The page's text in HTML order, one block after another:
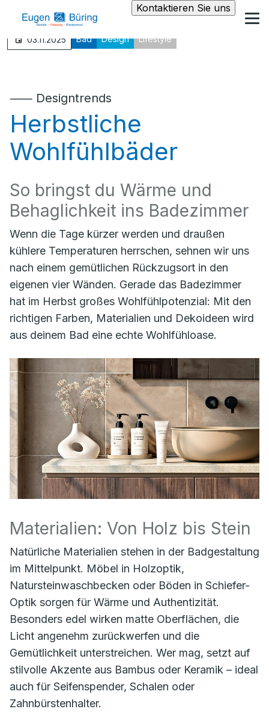
Kontaktieren Sie uns
03.11.2025 Bad Design Lifestyle
⸺ Designtrends
Herbstliche
Wohlfühlbäder
So bringst du Wärme und
Behaglichkeit ins Badezimmer
Wenn die Tage kürzer werden und draußen
kühlere Temperaturen herrschen, sehnen wir uns
nach einem gemütlichen Rückzugsort in den
eigenen vier Wänden. Gerade das Badezimmer
hat im Herbst großes Wohlfühlpotenzial: Mit den
richtigen Farben, Materialien und Dekoideen wird
aus deinem Bad eine echte Wohlfühloase.
Materialien: Von Holz bis Stein
Natürliche Materialien stehen in der Badgestaltung
im Mittelpunkt. Möbel in Holzoptik,
Natursteinwaschbecken oder Böden in Schiefer-
Optik sorgen für Wärme und Authentizität.
Besonders edel wirken matte Oberflächen, die
Licht angenehm zurückwerfen und die
Gemütlichkeit unterstreichen. Wer mag, setzt auf
stilvolle Akzente aus Bambus oder Keramik – ideal
auch für Seifenspender, Schalen oder
Zahnbürstenhalter.